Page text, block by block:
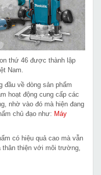
thứ 46 được thành lập
Nam.
đầu về dòng sản phẩm
hoạt động cung cấp các
nhờ vào đó mà hiện đang
chủ đạo như: Máy
có hiệu quả cao mà vẫn
thiện với môi trường,